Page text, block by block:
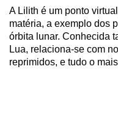
A Lilith é um ponto
matéria, a exemplo dos
órbita lunar. Conhecida
Lua, relaciona-se com
reprimidos, e tudo o